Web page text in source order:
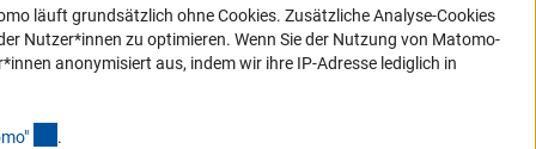
Link)
läuft grundsätzlich ohne Cookies. Zusätzliche Analyse-Cookies
Nutzer*innen zu optimieren. Wenn Sie der Nutzung von Matomo-
anonymisiert aus, indem wir ihre IP-Adresse lediglich in
" .